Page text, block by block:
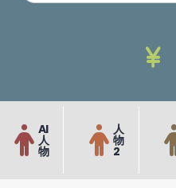
AI
人
物
人
物
2